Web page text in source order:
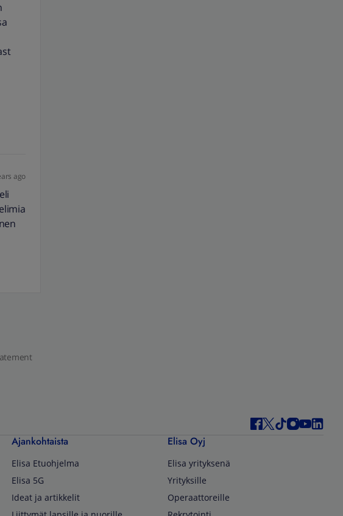
ago
Ajankohtaista
Elisa Etuohjelma
Elisa 5G
Ideat ja artikkelit
Elisa Oyj
Elisa yrityksenä
Yrityksille
Operaattoreille